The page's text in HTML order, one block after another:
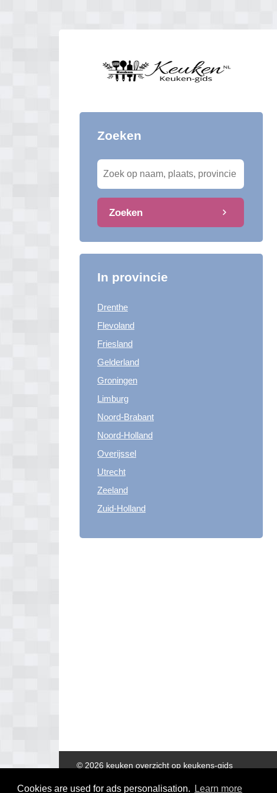
Cookies are used for ads personalisation. Learn more
Zoeken
Zoeken
In provincie
Drenthe
Flevoland
Friesland
Gelderland
Groningen
Limburg
Noord-Brabant
Noord-Holland
Overijssel
Utrecht
Zeeland
Zuid-Holland
© 2026 keuken overzicht op keukens-gids